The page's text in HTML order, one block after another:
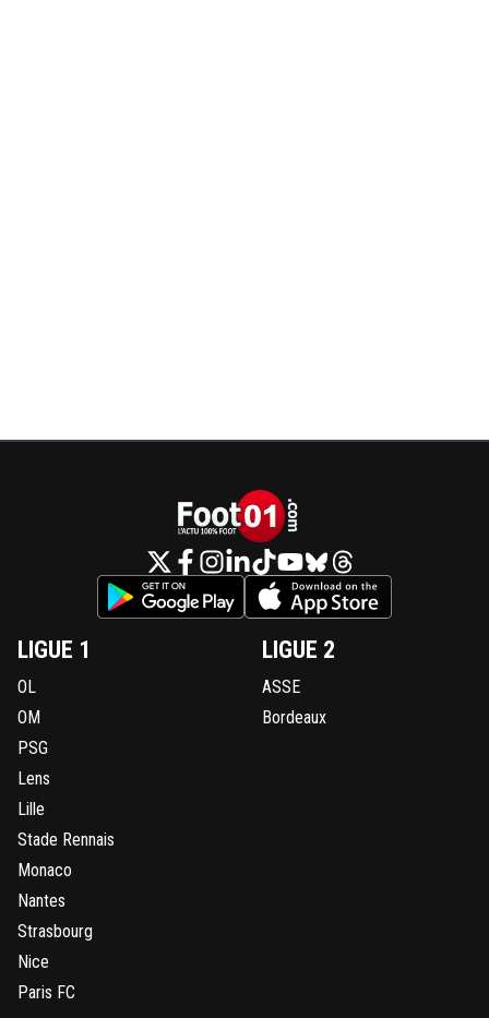
LIGUE 1
OL
OM
PSG
Lens
Lille
Stade Rennais
Monaco
Nantes
Strasbourg
Nice
Paris FC
LIGUE 2
ASSE
Bordeaux